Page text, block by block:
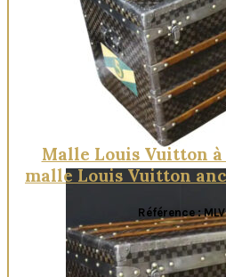
Quick
Malle Louis Vuitton à
malle Louis Vuitton
Référence :